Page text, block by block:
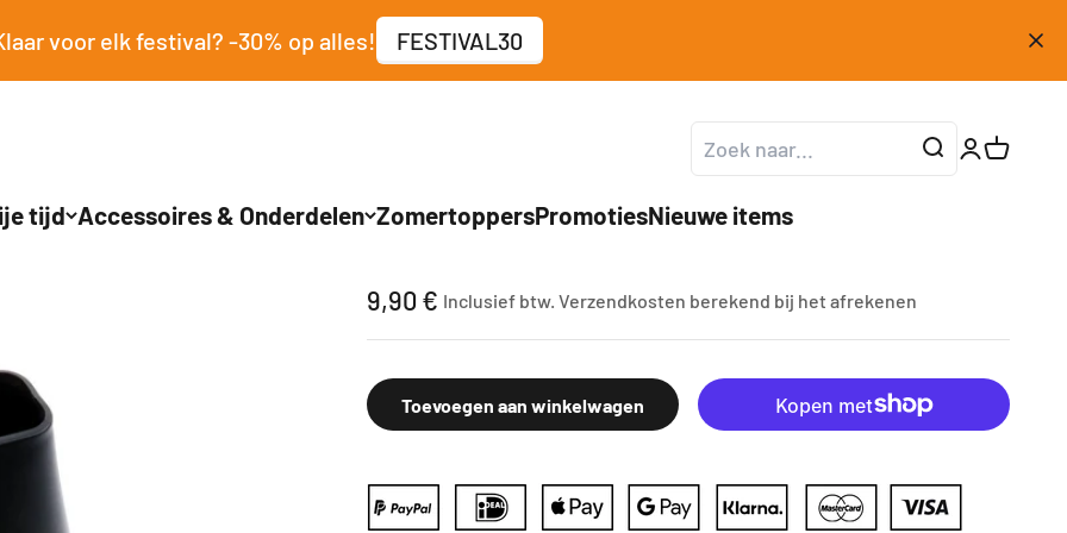
voor elk festival? -30% op alles! FESTIVAL30
tijd Accessoires & Onderdelen ZomertoppersPromotiesNieuwe items
Aanbiedingsprijs
9,90 € Inclusief btw. Verzendkosten berekend bij het afrekenen
Toevoegen aan winkelwagen